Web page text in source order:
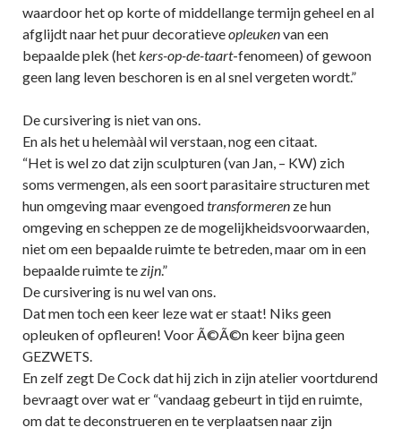
waardoor het op korte of middellange termijn geheel en al
afglijdt naar het puur decoratieveopleukenvan een
bepaalde plek (hetkers-op-de-taart-fenomeen) of gewoon
geen lang leven beschoren is en al snel vergeten wordt.”
De cursivering is niet van ons.
En als het u helemààl wil verstaan, nog een citaat.
“Het is wel zo dat zijn sculpturen (van Jan, – KW) zich
soms vermengen, als een soort parasitaire structuren met
hun omgeving maar evengoedtransformeren ze hun
omgeving en scheppen ze de mogelijkheidsvoorwaarden,
niet om een bepaalde ruimte te betreden, maar om in een
bepaalde ruimte tezijn.”
De cursivering is nu wel van ons.
Dat men toch een keer leze wat er staat! Niks geen
opleuken of opfleuren! Voor Ã©Ã©n keer bijna geen
GEZWETS.
En zelf zegt De Cock dat hij zich in zijn atelier voortdurend
bevraagt over wat er “vandaag gebeurt in tijd en ruimte,
om dat te deconstrueren en te verplaatsen naar zijn